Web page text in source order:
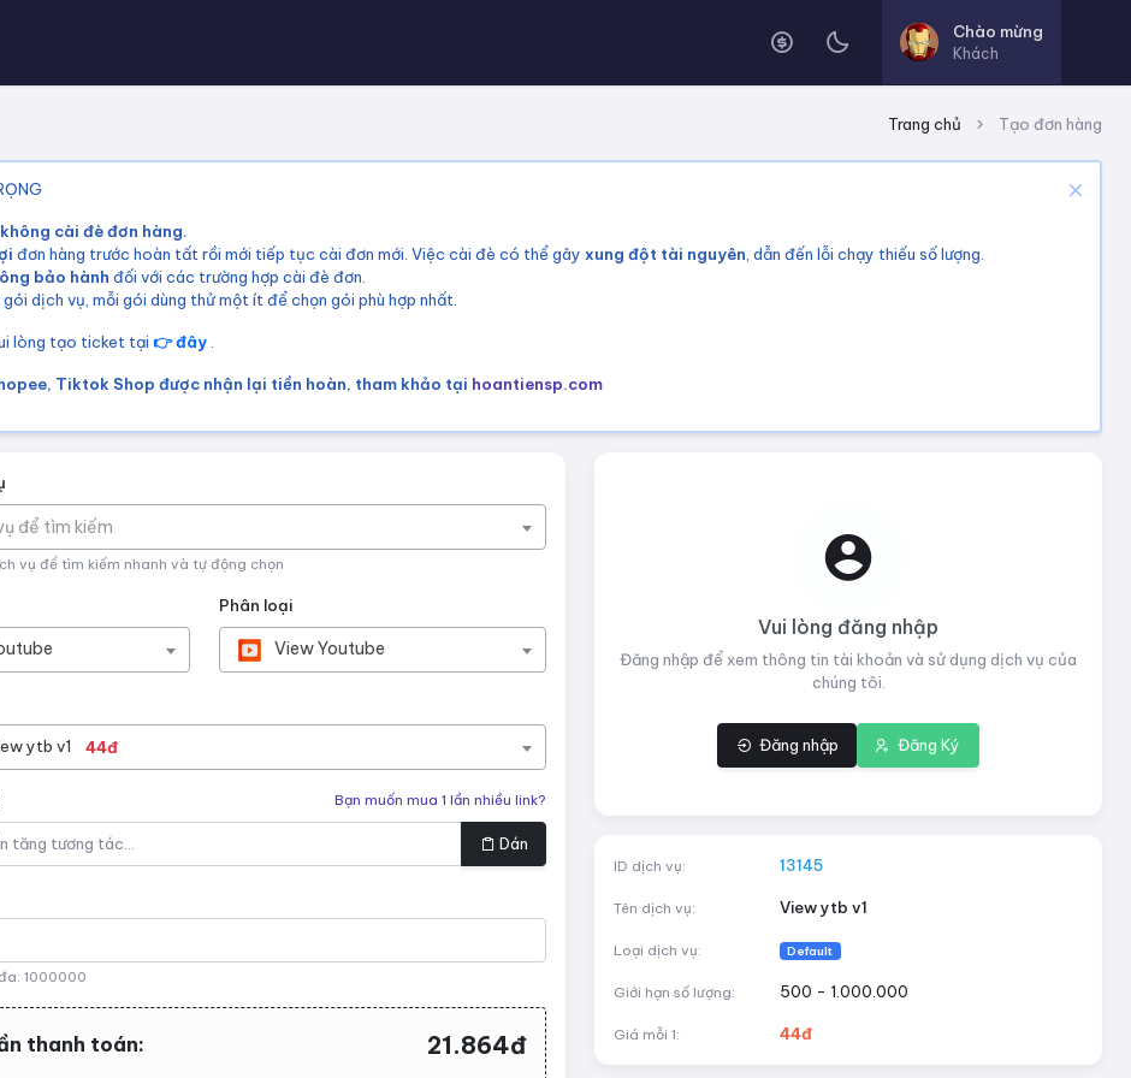
Chào mừng
Khách
Trang chủ Tạo đơn hàng
cài đè đơn hàng.
đơn hàng trước hoàn tất rồi mới tiếp tục cài đơn mới. Việc cài đè có thể gây xung đột tài nguyên , dẫn đến lỗi chạy thiếu số lượng.
bảo hành đối với các trường hợp cài đè đơn.
dịch vụ, mỗi gói dùng thử một ít để chọn gói phù hợp nhất.
lòng tạo ticket tại 👉 đây
Tiktok Shop được nhận lại tiền hoàn, tham khảo tại hoantiensp.com
để tìm kiếm
vụ để tìm kiếm nhanh và tự động chọn
Phân loại
View Youtube
ytb v1 44đ
Bạn muốn mua 1 lần nhiều link?
Dán
1000000
thanh toán: 21.864đ
Vui lòng đăng nhập
Đăng nhập để xem thông tin tài khoản và sử dụng dịch vụ của
chúng tôi.
Đăng nhập Đăng Ký
ID dịch vụ: 13145
Tên dịch vụ: View ytb v1
Loại dịch vụ: Default
Giới hạn số lượng: 500 - 1.000.000
Giá mỗi 1: 44đ